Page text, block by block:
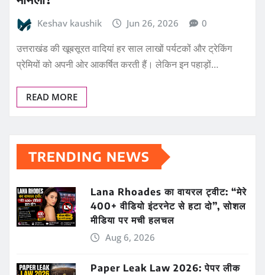
Keshav kaushik Jun 26, 2026 0
उत्तराखंड की खूबसूरत वादियां हर साल लाखों पर्यटकों और ट्रेकिंग
प्रेमियों को अपनी ओर आकर्षित करती हैं। लेकिन इन पहाड़ों…
READ MORE
TRENDING NEWS
Lana Rhoades का वायरल ट्वीट: “मेरे
400+ वीडियो इंटरनेट से हटा दो”, सोशल
मीडिया पर मची हलचल
Aug 6, 2026
Paper Leak Law 2026: पेपर लीक